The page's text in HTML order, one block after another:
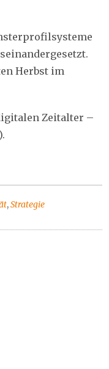
Herbst im
Zeitalter –
,Strategie